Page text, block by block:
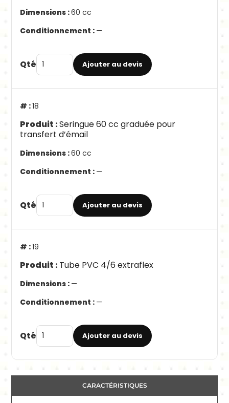
60 cc
—
Qté Ajouter au devis
18
Seringue 60 cc graduée pour
transfert d’émail
60 cc
—
Qté Ajouter au devis
19
Tube PVC 4/6 extraflex
—
—
Qté Ajouter au devis
CARACTÉRISTIQUES